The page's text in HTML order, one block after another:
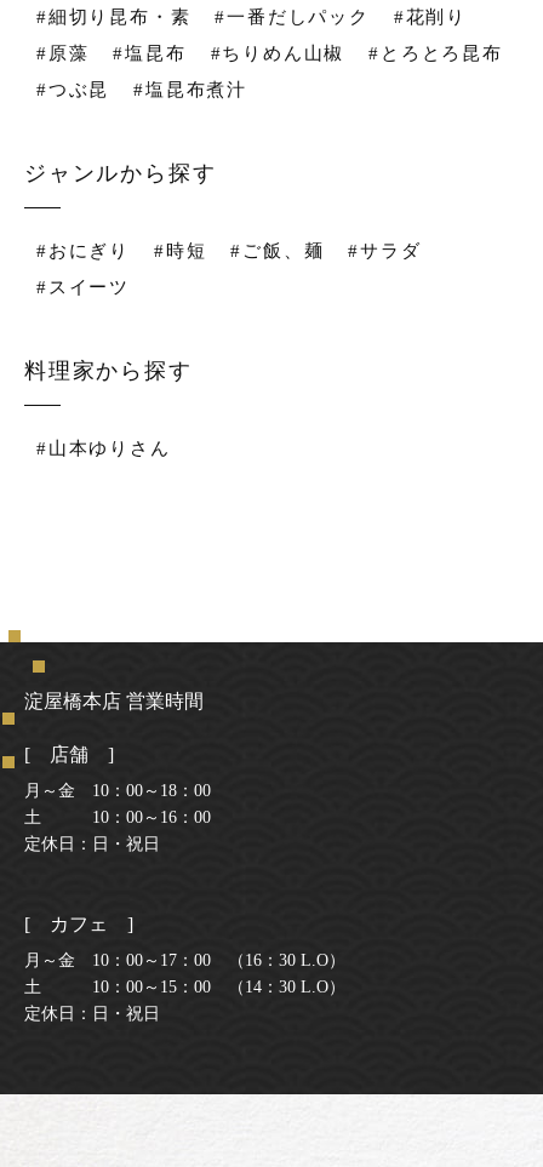
#細切り昆布・素
#一番だしパック
#花削り
#原藻
#塩昆布 #ちりめん山椒
#とろとろ昆布
#つぶ昆
#塩昆布煮汁
ジャンルから探す
#おにぎり #時短 #ご飯、麺
#サラダ
#スイーツ
料理家から探す
#山本ゆりさん
淀屋橋本店 営業時間
[ 店舗 ]
月～金 10：00～18：00
土 10：00～16：00
定休日：日・祝日
[ カフェ ]
月～金 10：00～17：00 （16：30 L.O）
土 10：00～15：00 （14：30 L.O）
定休日：日・祝日